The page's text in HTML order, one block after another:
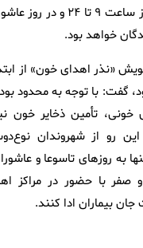
«نذر اهدای خون» از
گفت: با توجه به محدود
خونی، تأمین ذخایر خون
رو از شهروندان
به روزهای تاسوعا و
صفر با حضور در مراکز
بیماران ادا کنند.